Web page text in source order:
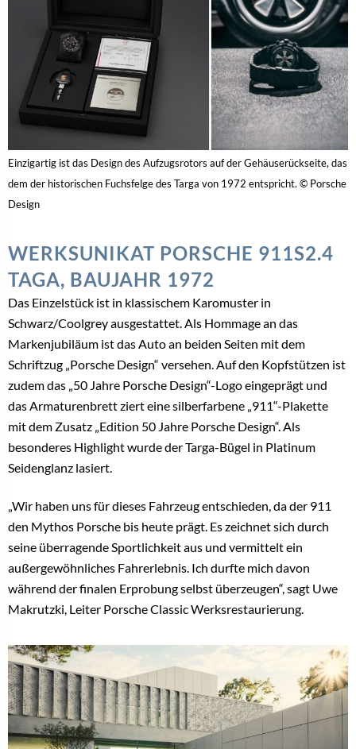
Einzigartig ist das Design des Aufzugsrotors auf der Gehäuserückseite, das
dem der historischen Fuchsfelge des Targa von 1972 entspricht. © Porsche
Design
WERKSUNIKAT PORSCHE 911S2.4
TAGA, BAUJAHR 1972
Das Einzelstück ist in klassischem Karomuster in
Schwarz/Coolgrey ausgestattet. Als Hommage an das
Markenjubiläum ist das Auto an beiden Seiten mit dem
Schriftzug „Porsche Design“ versehen. Auf den Kopfstützen ist
zudem das „50 Jahre Porsche Design“-Logo eingeprägt und
das Armaturenbrett ziert eine silberfarbene „911“-Plakette
mit dem Zusatz „Edition 50 Jahre Porsche Design“. Als
besonderes Highlight wurde der Targa-Bügel in Platinum
Seidenglanz lasiert.
„Wir haben uns für dieses Fahrzeug entschieden, da der 911
den Mythos Porsche bis heute prägt. Es zeichnet sich durch
seine überragende Sportlichkeit aus und vermittelt ein
außergewöhnliches Fahrerlebnis. Ich durfte mich davon
während der finalen Erprobung selbst überzeugen“, sagt Uwe
Makrutzki, Leiter Porsche Classic Werksrestaurierung.